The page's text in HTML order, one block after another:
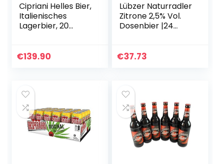
Cipriani Helles Bier,
Italienisches
Lagerbier, 20
€139.90
Lübzer Naturradler
Zitrone 2,5% Vol.
Dosenbier |24
Geschmack &
€37.73